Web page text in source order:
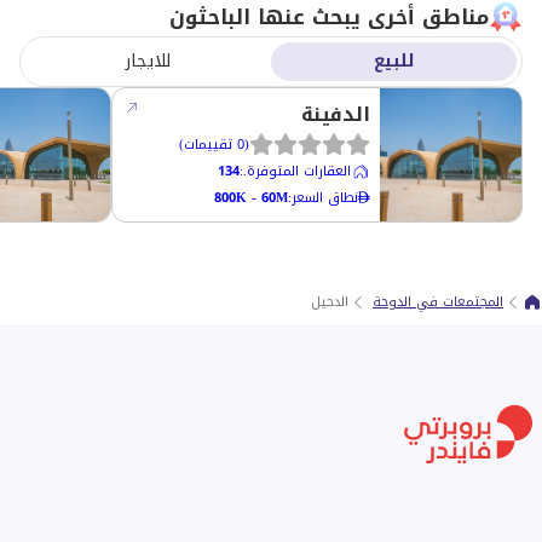
مناطق أخرى يبحث عنها الباحثون
للبيع للايجار
الدفينة
(
0تقييمات)
العقارات المتوفرة.:
134
نطاق السعر:
800K - 60M
المجتمعات في الدوحة الدحيل